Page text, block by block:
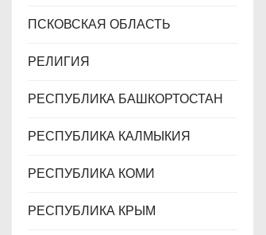
ПСКОВСКАЯ ОБЛАСТЬ
РЕЛИГИЯ
РЕСПУБЛИКА БАШКОРТОСТАН
РЕСПУБЛИКА КАЛМЫКИЯ
РЕСПУБЛИКА КОМИ
РЕСПУБЛИКА КРЫМ